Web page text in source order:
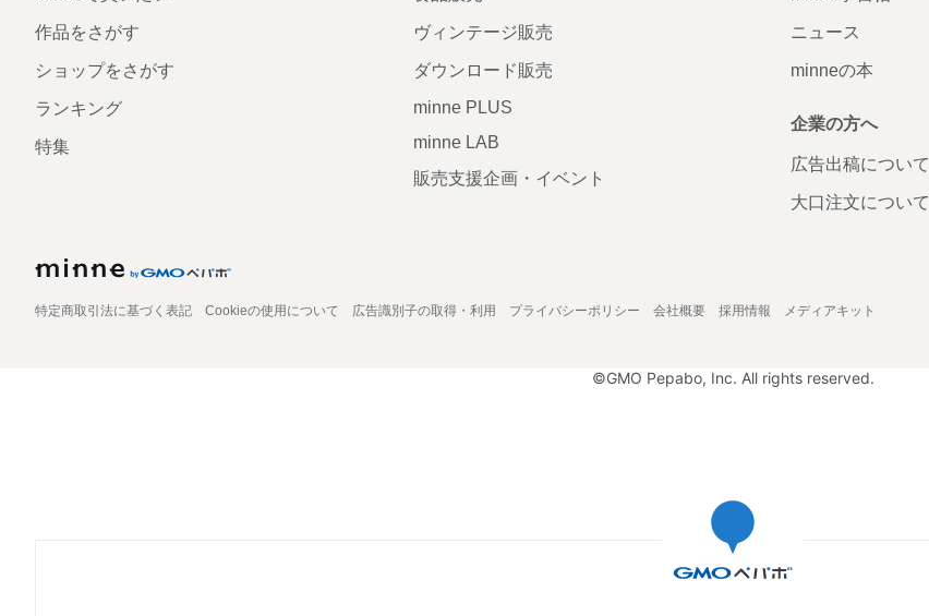
作品をさがす
ショップをさがす
ランキング
特集
ヴィンテージ販売
ダウンロード販売
minne PLUS
minne LAB
販売支援企画・イベント
ニュース
minneの本
企業の方へ
広告出稿について
大口注文について
特定商取引法に基づく表記 Cookieの使用について 広告識別子の取得・利用 プライバシーポリシー 会社概要 採用情報 メディアキット
©GMO Pepabo, Inc. All rights reserved.